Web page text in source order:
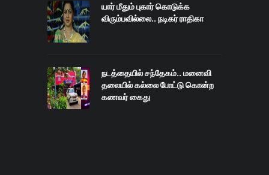
யார் மீதும் புகார் கொடுக்க
விரும்பவில்லை.. நடிகர் ராதிகா
நடத்தையில் சந்தேகம்.. மனைவி
தலையில் கல்லை போட்டு கொன்ற
கணவர் கைது